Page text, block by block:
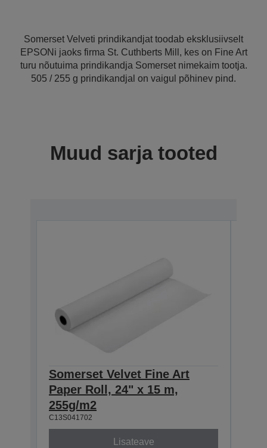
Somerset Velveti prindikandjat toodab eksklusiivselt
EPSONi jaoks firma St. Cuthberts Mill, kes on Fine Art
turu nõutuima prindikandja Somerset nimekaim tootja.
505 / 255 g prindikandjal on vaigul põhinev pind.
Muud sarja tooted
Somerset Velvet Fine Art
Paper Roll, 24" x 15 m,
255g/m2
C13S041702
Lisateave